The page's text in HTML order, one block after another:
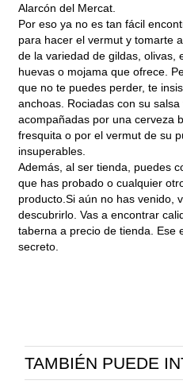
Alarcón del Mercat.
Por eso ya no es tan fácil
para hacer el vermut y tomarte
de la variedad de gildas, olivas,
huevas o mojama que ofrece.
que no te puedes perder, te
anchoas. Rociadas con su salsa
acompañadas por una cerveza
fresquita o por el vermut de su
insuperables.
Además, al ser tienda, puedes
que has probado o cualquier
producto.Si aún no has venido,
descubrirlo. Vas a encontrar
taberna a precio de tienda. Ese
secreto.
TAMBIÉN PUEDE